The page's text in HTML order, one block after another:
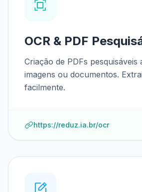
OCR & PDF
Criação de PDFs pesquisáveis
imagens ou documentos.
facilmente.
https://reduz.ia.br/ocr